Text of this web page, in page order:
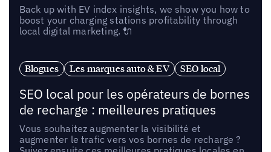
Back up with EV index insights, we show you how to
boost your charging stations profitability through
local digital marketing. 🔌
Blogues Les marques auto & EV SEO local
SEO local pour les opérateurs de bornes
de recharge : meilleures pratiques
Vous souhaitez augmenter la visibilité et
augmenter le trafic vers vos bornes de recharge ?